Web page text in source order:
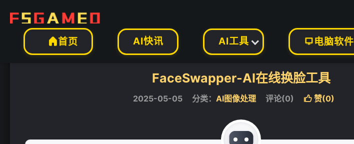
首页 AI快讯 AI工具  电脑软件
AI工具 AI图像处理 正文
FaceSwapper-AI在线换脸工具
2025-05-05 分类： AI图像处理 评论(0)  赞(0)